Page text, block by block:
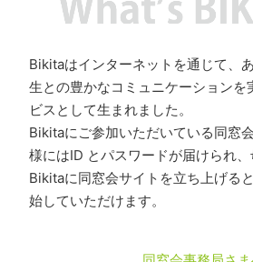
Bikitaはインターネットを通じて、
生との豊かなコミュニケーションを
ビスとして生まれました。
Bikitaにご参加いただいている同窓
様にはID とパスワードが届けられ
Bikitaに同窓会サイトを立ち上げる
始していただけます。